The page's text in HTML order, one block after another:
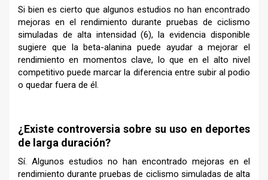
Si bien es cierto que algunos estudios no han encontrado
mejoras en el rendimiento durante pruebas de ciclismo
simuladas de alta intensidad (6), la evidencia disponible
sugiere que la beta-alanina puede ayudar a mejorar el
rendimiento en momentos clave, lo que en el alto nivel
competitivo puede marcar la diferencia entre subir al podio
o quedar fuera de él.
¿Existe controversia sobre su uso en deportes
de larga duración?
Sí. Algunos estudios no han encontrado mejoras en el
rendimiento durante pruebas de ciclismo simuladas de alta